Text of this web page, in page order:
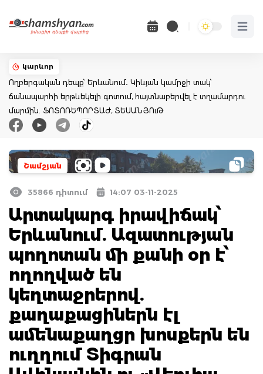
Open
կարևոր
Ողբերգական դեպք՝ Երևանում․ Կիևյան կամրջի տակ՝
ճանապարհի երթևեկելի գոտում, հայտնաբերվել է տղամարդու
մարմին. ՖՈՏՈՌԵՊՈՐՏԱԺ, ՏԵՍԱՆՅՈւԹ
Շամշյան
35866 դիտում 14:07 03-11-2025
Արտակարգ իրավիճակ՝
Երևանում. Ազատության
պողոտան մի քանի օր է՝
ողողված են
կեղտաջրերով.
քաղաքացիներն էլ
ամենաքաղցր խոսքերն են
ուղղում Տիգրան